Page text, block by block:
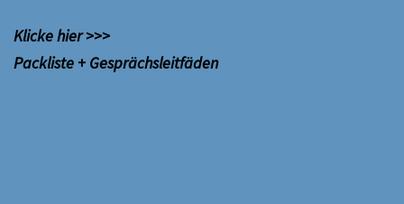
Klicke hier >>>
Packliste + Gesprächsleitfäden